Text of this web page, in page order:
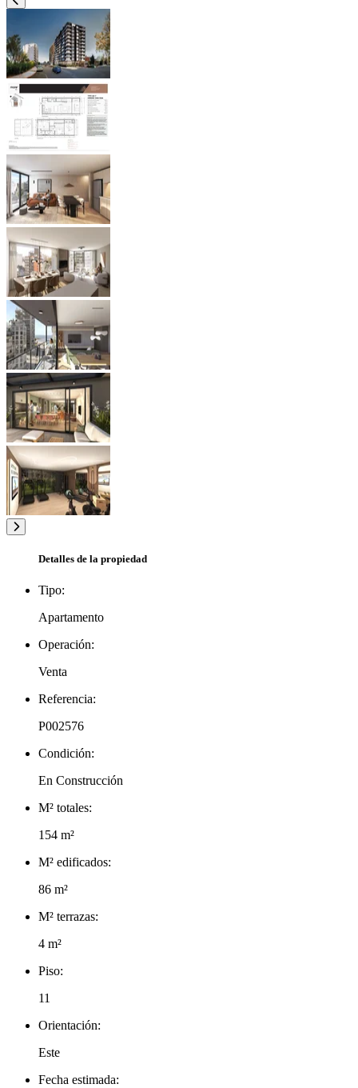
Detalles de la propiedad
Tipo:
Apartamento
Operación:
Venta
Referencia:
P002576
Condición:
En Construcción
M² totales:
154 m²
M² edificados:
86 m²
M² terrazas:
4 m²
Piso:
11
Orientación:
Este
Fecha estimada: